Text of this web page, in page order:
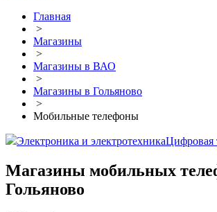
Главная
>
Магазины
>
Магазины в ВАО
>
Магазины в Гольяново
>
Мобильные телефоны
Электроника и электротехникаЦифровая
Магазины мобильных
Гольяново